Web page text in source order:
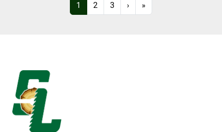
1 2 3 › »